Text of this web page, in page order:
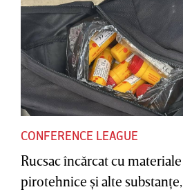
CONFERENCE LEAGUE
Rucsac încărcat cu materiale
pirotehnice şi alte substanţe,